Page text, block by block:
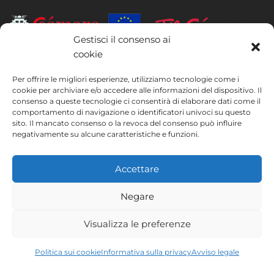
Gestisci il consenso ai
cookie
Per offrire le migliori esperienze, utilizziamo tecnologie come i
cookie per archiviare e/o accedere alle informazioni del dispositivo. Il
consenso a queste tecnologie ci consentirà di elaborare dati come il
comportamento di navigazione o identificatori univoci su questo
sito. Il mancato consenso o la revoca del consenso può influire
negativamente su alcune caratteristiche e funzioni.
Accettare
Negare
Visualizza le preferenze
Politica sui cookieInformativa sulla privacyAvviso legale
beneficiaria del Fondo europeo di sviluppo regionale, il cui obiettivo è
migliorare l’utilizzo e la qualità delle tecnologie dell’informazione e
della comunicazione e la loro accessibilità, e grazie al quale ha potuto
implementare le seguenti misure: presenza online tramite la propria
pagina web. Tale misura è stata attuata nel corso del 2020. A questo
scopo, la società è stata supportata dal programma TIC Cámaras,
Termini e condizioni
Politica sui cookie